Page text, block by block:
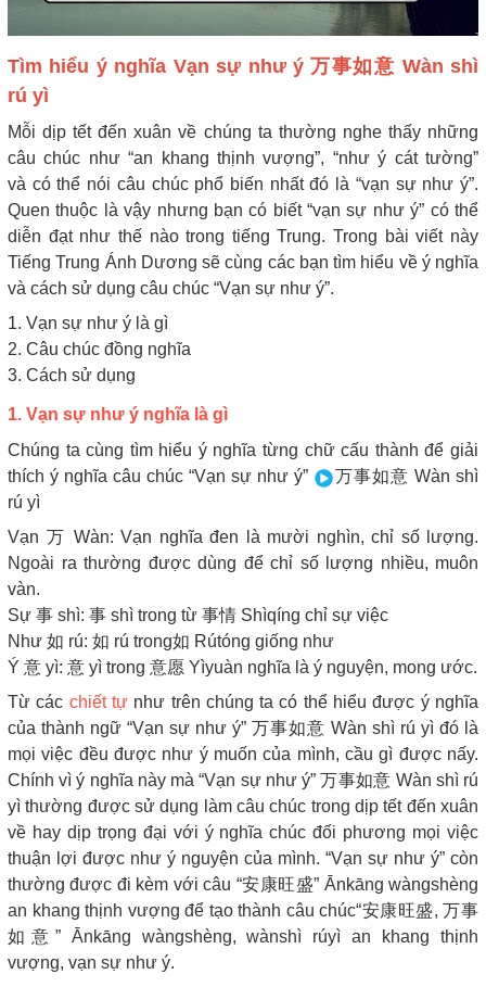
Tìm hiểu ý nghĩa Vạn sự như ý 万事如意 Wàn shì
rú yì
Mỗi dịp tết đến xuân về chúng ta thường nghe thấy những
câu chúc như “an khang thịnh vượng”, “như ý cát tường”
và có thể nói câu chúc phổ biến nhất đó là “vạn sự như ý”.
Quen thuộc là vậy nhưng bạn có biết “vạn sự như ý” có thể
diễn đạt như thế nào trong tiếng Trung. Trong bài viết này
Tiếng Trung Ánh Dương sẽ cùng các bạn tìm hiểu về ý nghĩa
và cách sử dụng câu chúc “Vạn sự như ý”.
1. Vạn sự như ý là gì
2. Câu chúc đồng nghĩa
3. Cách sử dụng
1. Vạn sự như ý nghĩa là gì
Chúng ta cùng tìm hiểu ý nghĩa từng chữ cấu thành để giải
thích ý nghĩa câu chúc “Vạn sự như ý”
万事如意 Wàn shì
rú yì
Vạn 万 Wàn: Vạn nghĩa đen là mười nghìn, chỉ số lượng.
Ngoài ra thường được dùng để chỉ số lượng nhiều, muôn
vàn.
Sự 事 shì: 事 shì trong từ 事情 Shìqíng chỉ sự việc
Như 如 rú: 如 rú trong如 Rútóng giống như
Ý 意 yì: 意 yì trong 意愿 Yìyuàn nghĩa là ý nguyện, mong ước.
Từ các chiết tựnhư trên chúng ta có thể hiểu được ý nghĩa
của thành ngữ “Vạn sự như ý” 万事如意 Wàn shì rú yì đó là
mọi việc đều được như ý muốn của mình, cầu gì được nấy.
Chính vì ý nghĩa này mà “Vạn sự như ý” 万事如意 Wàn shì rú
yì thường được sử dụng làm câu chúc trong dịp tết đến xuân
về hay dịp trọng đại với ý nghĩa chúc đối phương mọi việc
thuận lợi được như ý nguyện của mình. “Vạn sự như ý” còn
thường được đi kèm với câu “安康旺盛” Ānkāng wàngshèng
an khang thịnh vượng để tạo thành câu chúc“安康旺盛, 万事
如意” Ānkāng wàngshèng, wànshì rúyì an khang thịnh
vượng, vạn sự như ý.